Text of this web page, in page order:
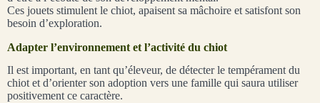
Ces jouets stimulent le chiot, apaisent sa mâchoire et satisfont son
besoin d’exploration.
Adapter l’environnement et l’activité du chiot
Il est important, en tant qu’éleveur, de détecter le tempérament du
chiot et d’orienter son adoption vers une famille qui saura utiliser
positivement ce caractère.